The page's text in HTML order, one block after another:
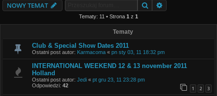
NOWY TEMAT Szukaj
Tematy: 11 • Strona 1 z 1
Tematy
Club & Special Show Dates 2011
Ostatni post autor: Karmacoma « pn sty 03, 11 18:32 pm
INTERNATIONAL WEEKEND 12 & 13 november 2011
Holland
Ostatni post autor: Jedi « pt gru 23, 11 23:28 pm
Odpowiedzi: 42 1 2 3